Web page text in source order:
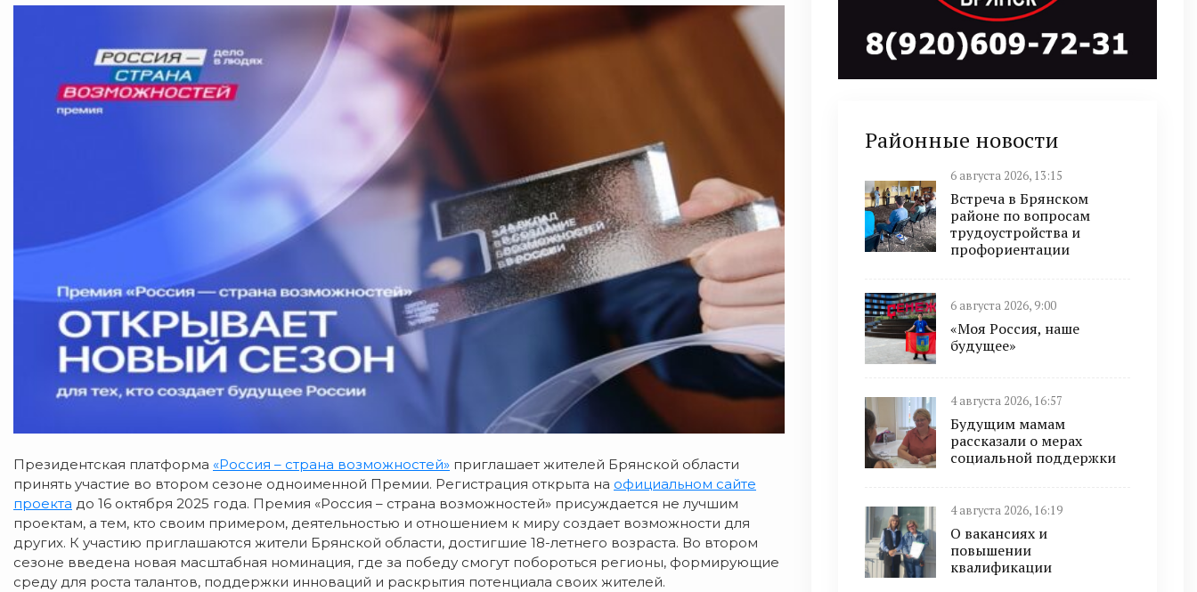
Президентская платформа «Россия – страна возможностей» приглашает жителей Брянской области
принять участие во втором сезоне одноименной Премии. Регистрация открыта на официальном сайте
проекта до 16 октября 2025 года. Премия «Россия – страна возможностей» присуждается не лучшим
проектам, а тем, кто своим примером, деятельностью и отношением к миру создает возможности для
других. К участию приглашаются жители Брянской области, достигшие 18-летнего возраста. Во втором
сезоне введена новая масштабная номинация, где за победу смогут побороться регионы, формирующие
среду для роста талантов, поддержки инноваций и раскрытия потенциала своих жителей.
Районные новости
6 августа 2026, 13:15
Встреча в Брянском
районе по вопросам
трудоустройства и
профориентации
6 августа 2026, 9:00
«Моя Россия, наше
будущее»
4 августа 2026, 16:57
Будущим мамам
рассказали о мерах
социальной поддержки
4 августа 2026, 16:19
О вакансиях и
повышении
квалификации